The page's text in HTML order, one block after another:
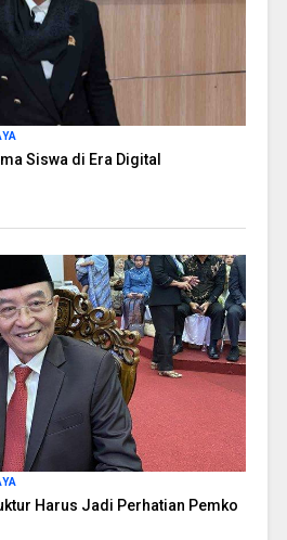
Siswa di Era Digital
Harus Jadi Perhatian Pemko